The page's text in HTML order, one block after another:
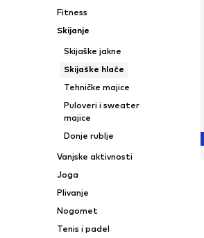
Fitness
Skijanje
Skijaške jakne
Skijaške hlače
Tehničke majice
Puloveri i sweater
majice
Donje rublje
Vanjske aktivnosti
Joga
Plivanje
Nogomet
Tenis i padel